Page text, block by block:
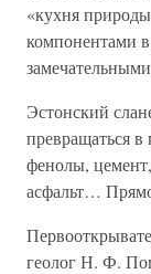
«кухня
компонентами
Эстонский
превращаться в
фенолы,
асфальт…
геолог Н. Ф.